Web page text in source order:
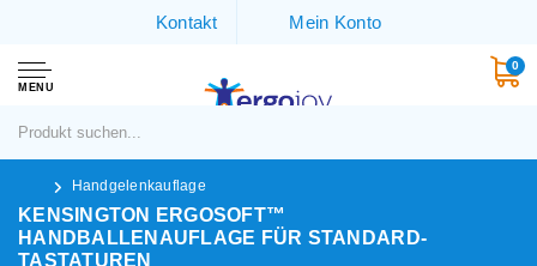
Kontakt Mein Konto
MENU
0
Handgelenkauflage
KENSINGTON ERGOSOFT™
HANDBALLENAUFLAGE FÜR STANDARD-
TASTATUREN